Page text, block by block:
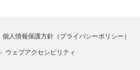
個人情報保護方針（プライバシーポリシー）
ウェブアクセシビリティ